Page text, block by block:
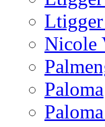
Nicole
Paloma